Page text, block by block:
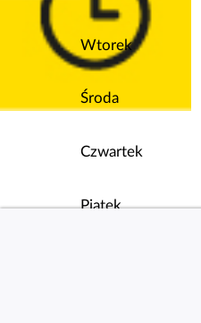
Wtorek
Środa
Czwartek
Piątek